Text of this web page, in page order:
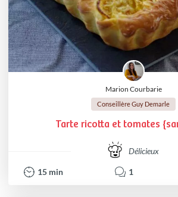
Marion Courbarie
Conseillère Guy Demarle
Tarte ricotta et tomates
Délicieux
15 min 1